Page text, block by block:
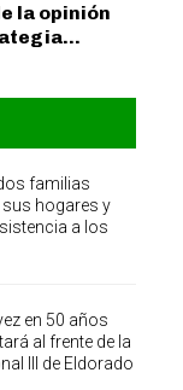
la opinión
familias
hogares y
a los
en 50 años
al frente de la
III de Eldorado